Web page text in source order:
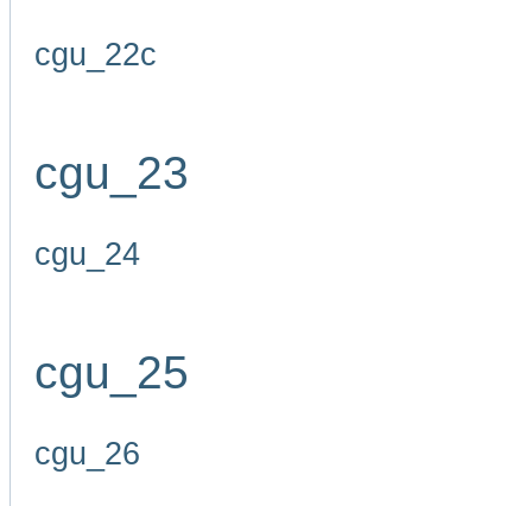
cgu_22c
cgu_23
cgu_24
cgu_25
cgu_26